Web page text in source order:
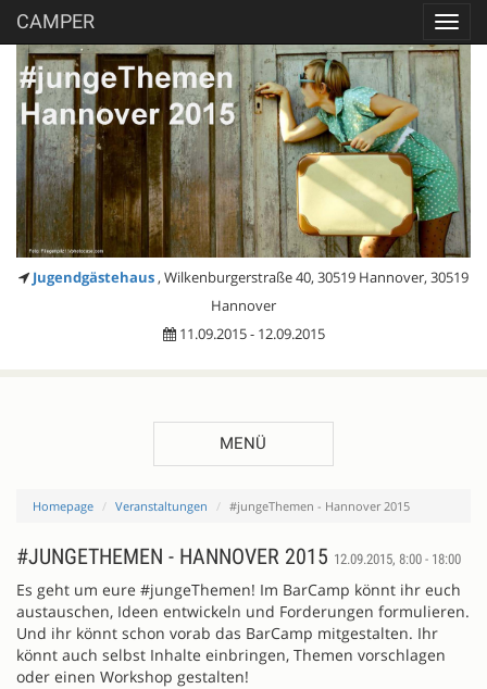
CAMPER
Jugendgästehaus , Wilkenburgerstraße 40, 30519 Hannover, 30519
Hannover
11.09.2015 - 12.09.2015
MENÜ
Homepage Veranstaltungen #jungeThemen - Hannover 2015
#JUNGETHEMEN - HANNOVER 2015 12.09.2015, 8:00 - 18:00
Es geht um eure #jungeThemen! Im BarCamp könnt ihr euch
austauschen, Ideen entwickeln und Forderungen formulieren.
Und ihr könnt schon vorab das BarCamp mitgestalten. Ihr
könnt auch selbst Inhalte einbringen, Themen vorschlagen
oder einen Workshop gestalten!